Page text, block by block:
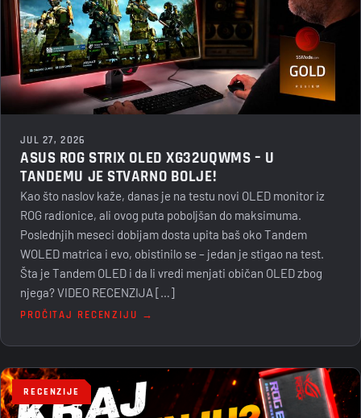
JUL 27, 2026
ASUS ROG STRIX OLED XG32UQWMS – U
TANDEMU JE STVARNO BOLJE!
Kao što naslov kaže, danas je na testu novi OLED monitor iz
ROG radionice, ali ovog puta poboljšan do maksimuma.
Poslednjih meseci dobijam dosta upita baš oko Tandem
WOLED matrica i evo, obistinilo se – jedan je stigao na test.
Šta je Tandem OLED i da li vredi menjati običan OLED zbog
njega? VIDEO RECENZIJA […]
PROČITAJ RECENZIJU →
RECENZIJE